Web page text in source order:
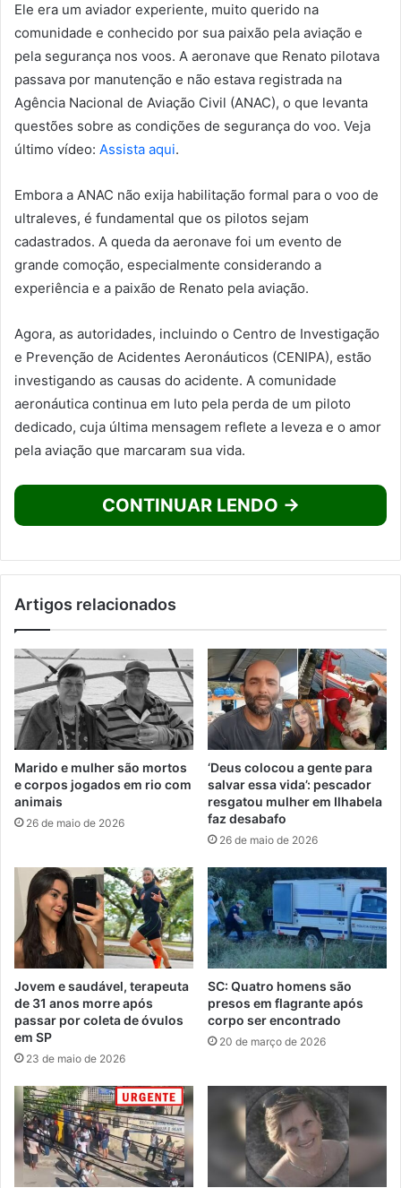
Ele era um aviador experiente, muito querido na
comunidade e conhecido por sua paixão pela aviação e
pela segurança nos voos. A aeronave que Renato pilotava
passava por manutenção e não estava registrada na
Agência Nacional de Aviação Civil (ANAC), o que levanta
questões sobre as condições de segurança do voo. Veja
último vídeo: Assista aqui.
Embora a ANAC não exija habilitação formal para o voo de
ultraleves, é fundamental que os pilotos sejam
cadastrados. A queda da aeronave foi um evento de
grande comoção, especialmente considerando a
experiência e a paixão de Renato pela aviação.
Agora, as autoridades, incluindo o Centro de Investigação
e Prevenção de Acidentes Aeronáuticos (CENIPA), estão
investigando as causas do acidente. A comunidade
aeronáutica continua em luto pela perda de um piloto
dedicado, cuja última mensagem reflete a leveza e o amor
pela aviação que marcaram sua vida.
CONTINUAR LENDO →
Artigos relacionados
Marido e mulher são mortos
e corpos jogados em rio com
animais
26 de maio de 2026
‘Deus colocou a gente para
salvar essa vida’: pescador
resgatou mulher em Ilhabela
faz desabafo
26 de maio de 2026
Jovem e saudável, terapeuta
de 31 anos morre após
passar por coleta de óvulos
em SP
23 de maio de 2026
SC: Quatro homens são
presos em flagrante após
corpo ser encontrado
20 de março de 2026